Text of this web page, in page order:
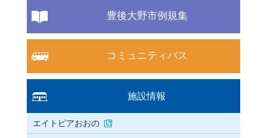
豊後大野市例規集
コミュニティバス
施設情報
エイトピアおおの